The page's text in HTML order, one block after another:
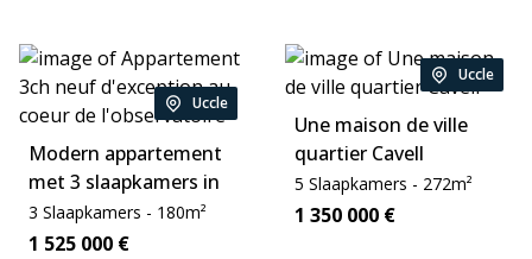
Location:
Uccle
Modern appartement
met 3 slaapkamers in
Observatoriumwijk
Slaapkamers:
3 Slaapkamers - Area:
180m²
Price:
1 525 000 €
Location:
Uccle
Une maison de ville
quartier Cavell
Slaapkamers:
5 Slaapkamers - Area:
272m²
Price:
1 350 000 €